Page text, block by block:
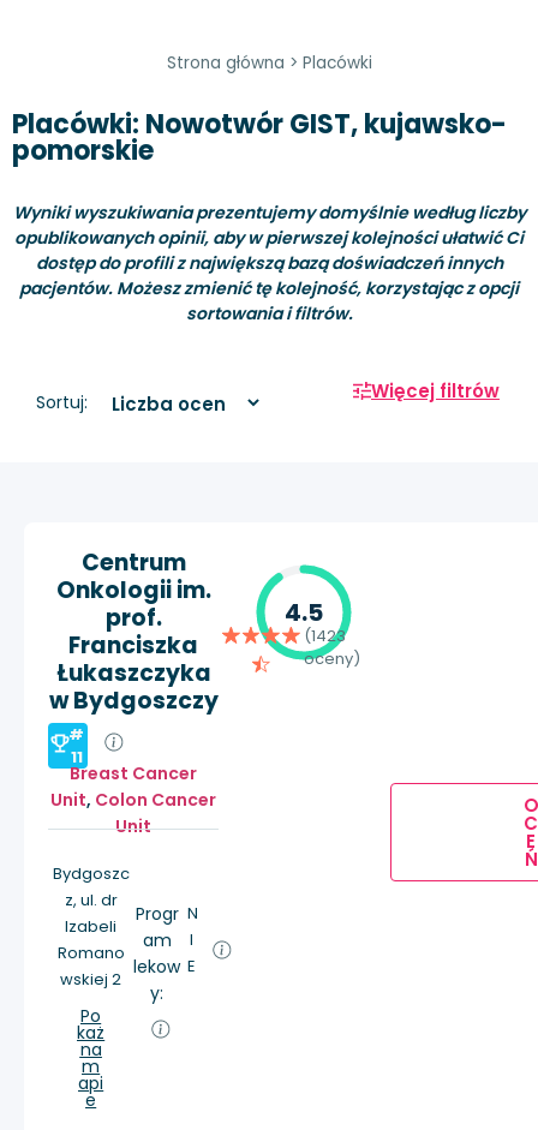
Strona główna > Placówki
Placówki: Nowotwór GIST, kujawsko-
pomorskie
Wyniki wyszukiwania prezentujemy domyślnie według liczby
opublikowanych opinii, aby w pierwszej kolejności ułatwić Ci
dostęp do profili z największą bazą doświadczeń innych
pacjentów. Możesz zmienić tę kolejność, korzystając z opcji
sortowania i filtrów.
Sortuj: Więcej filtrów
Centrum
Onkologii im.
prof.
Franciszka
Łukaszczyka
w Bydgoszczy
#
11
Breast Cancer
Unit, Colon Cancer
Unit
Bydgoszc
z, ul. dr
Izabeli
Romano
wskiej 2
Po
każ
na
m
api
e
Progr
am
lekow
y:
N
I
E
4.5
(1423
oceny)
O
C
E
Ń